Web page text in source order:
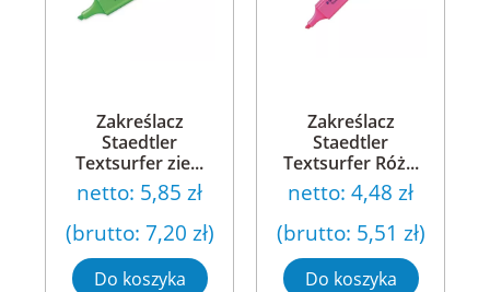
Zakreślacz
Staedtler
Textsurfer zie...
netto: 5,85 zł
(brutto: 7,20 zł)
Do koszyka
Zakreślacz
Staedtler
Textsurfer Róż...
netto: 4,48 zł
(brutto: 5,51 zł)
Do koszyka